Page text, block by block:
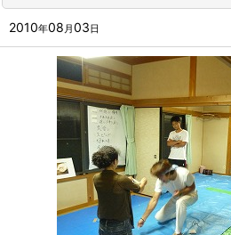
2010年08 月 03 日